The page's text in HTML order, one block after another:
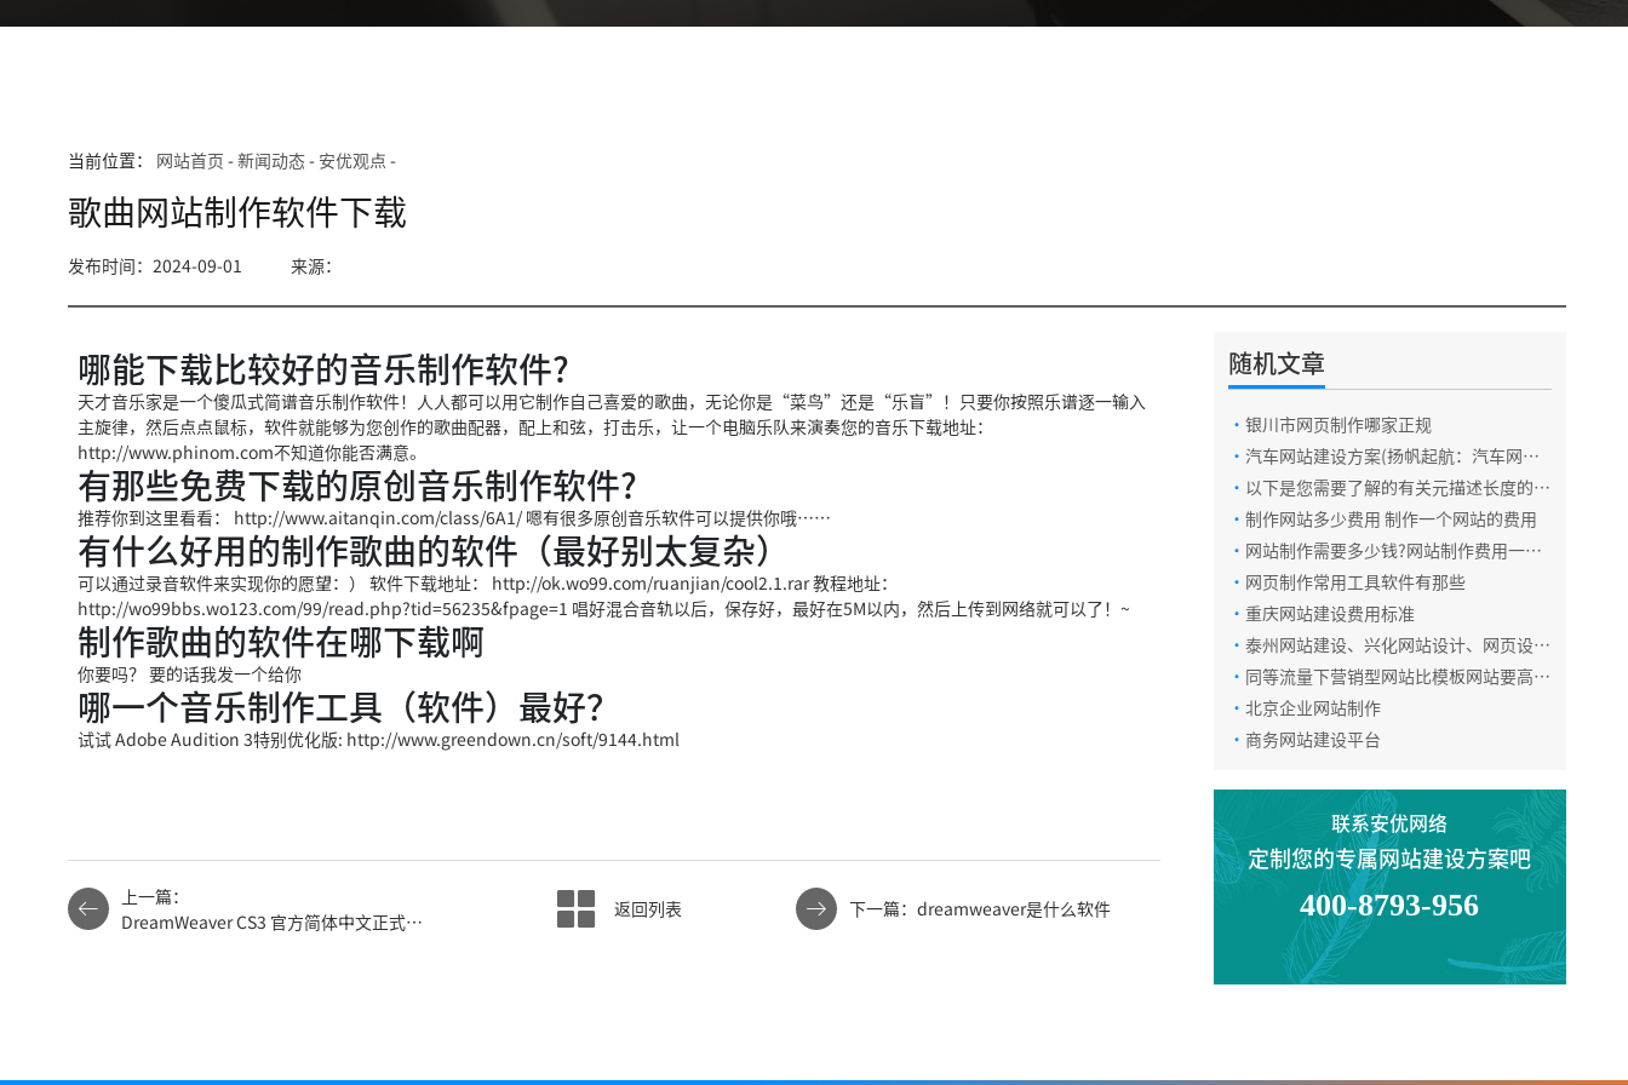
当前位置： 网站首页 -新闻动态- 安优观点 -
歌曲网站制作软件下载
发布时间：2024-09-01 来源：
哪能下载比较好的音乐制作软件?
天才音乐家是一个傻瓜式简谱音乐制作软件！人人都可以用它制作自己喜爱的歌曲，无论你是“菜鸟”还是“乐盲”！只要你按照乐谱逐一输入
主旋律，然后点点鼠标，软件就能够为您创作的歌曲配器，配上和弦，打击乐，让一个电脑乐队来演奏您的音乐下载地址：
http://www.phinom.com不知道你能否满意。
有那些免费下载的原创音乐制作软件?
推荐你到这里看看： http://www.aitanqin.com/class/6A1/ 嗯有很多原创音乐软件可以提供你哦……
有什么好用的制作歌曲的软件（最好别太复杂）
可以通过录音软件来实现你的愿望：） 软件下载地址： http://ok.wo99.com/ruanjian/cool2.1.rar 教程地址：
http://wo99bbs.wo123.com/99/read.php?tid=56235&fpage=1 唱好混合音轨以后，保存好，最好在5M以内，然后上传到网络就可以了！~
制作歌曲的软件在哪下载啊
你要吗？ 要的话我发一个给你
哪一个音乐制作工具（软件）最好？
试试 Adobe Audition 3特别优化版: http://www.greendown.cn/soft/9144.html
上一篇：
DreamWeaver CS3 官方简体中文正式精
返回列表 下一篇：dreamweaver是什么软件
随机文章
· 银川市网页制作哪家正规
· 汽车网站建设方案(扬帆起航：汽车网站
建设方案全解析)
· 以下是您需要了解的有关元描述长度的信
· 制作网站多少费用 制作一个网站的费用
· 网站制作需要多少钱?网站制作费用一览
· 网页制作常用工具软件有那些
· 重庆网站建设费用标准
· 泰州网站建设、兴化网站设计、网页设
计、seo排名、网络营销推广
· 同等流量下营销型网站比模板网站要高
300%的咨询率！
· 北京企业网站制作
· 商务网站建设平台
联系安优网络
定制您的专属网站建设方案吧
400-8793-956